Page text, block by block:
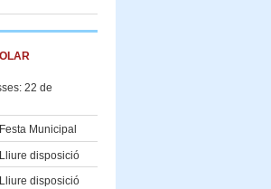
22 de
Municipal
disposició
disposició